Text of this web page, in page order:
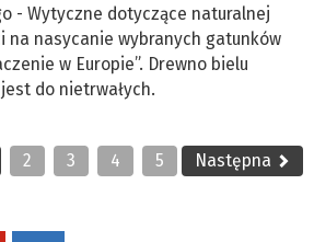
- Wytyczne dotyczące naturalnej
na nasycanie wybranych gatunków
w Europie”. Drewno bielu
do nietrwałych.
2 3 4 5 Następna